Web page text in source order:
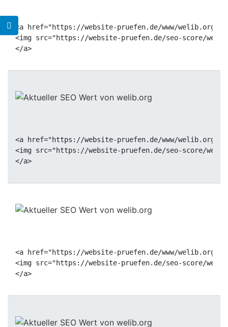
<a href="https://website-pruefen.de/www/welib.org"
<img src="https://website-pruefen.de/seo-score/
<a href="https://website-pruefen.de/www/welib.org"
<img src="https://website-pruefen.de/seo-score/
<a href="https://website-pruefen.de/www/welib.org"
<img src="https://website-pruefen.de/seo-score/